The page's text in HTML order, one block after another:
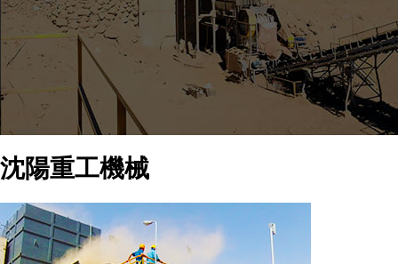
沈陽重工機械